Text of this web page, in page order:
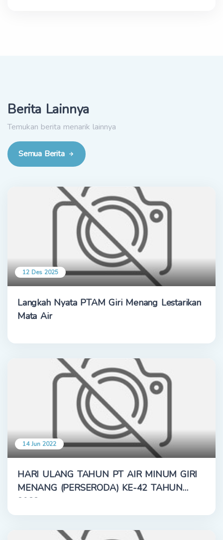
Berita Lainnya
Temukan berita menarik lainnya
Semua Berita
12 Des 2025
Langkah Nyata PTAM Giri Menang Lestarikan
Mata Air
14 Jun 2022
HARI ULANG TAHUN PT AIR MINUM GIRI
MENANG (PERSERODA) KE-42 TAHUN
2022